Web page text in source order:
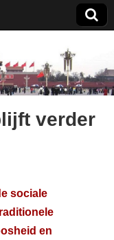
verder
sociale
en